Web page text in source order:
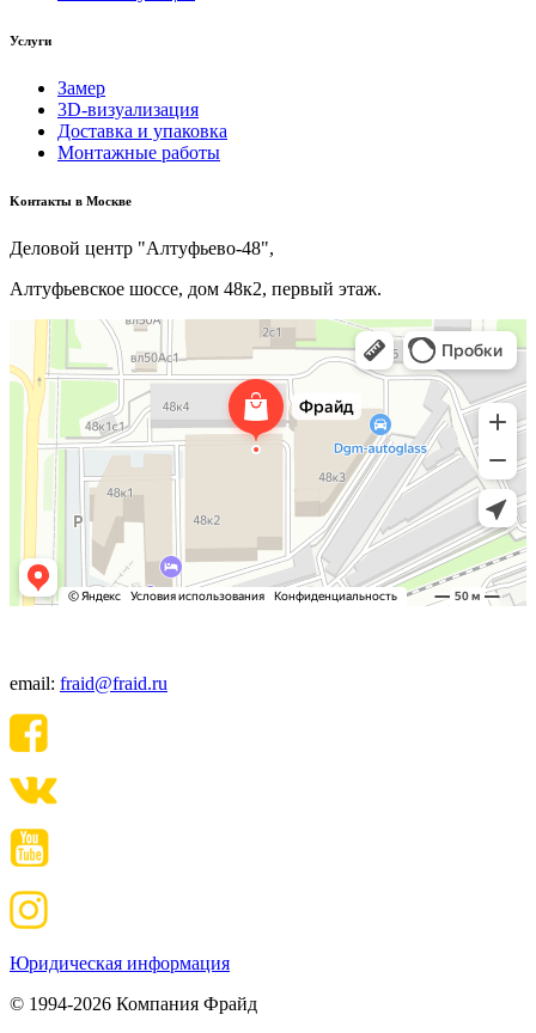
Услуги
Замер
3D-визуализация
Доставка и упаковка
Монтажные работы
Kонтакты в Москве
Деловой центр "Алтуфьево-48",
Алтуфьевское шоссе, дом 48к2, первый этаж.
email: fraid@fraid.ru
Юридическая информация
© 1994-2026 Компания Фрайд